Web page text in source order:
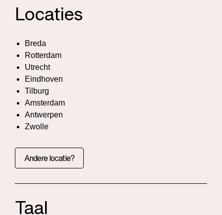
Locaties
Breda
Rotterdam
Utrecht
Eindhoven
Tilburg
Amsterdam
Antwerpen
Zwolle
Andere locatie?
Taal